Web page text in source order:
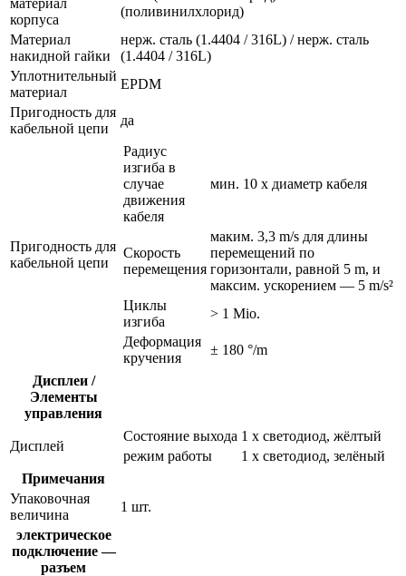
корпуса
(поливинилхлорид)
Материал
накидной гайки
нерж. сталь (1.4404 / 316L) / нерж. сталь
(1.4404 / 316L)
Уплотнительный
материал
EPDM
Пригодность для
кабельной цепи
да
Пригодность для
кабельной цепи
Радиус
изгиба в
случае
движения
кабеля
мин. 10 x диаметр кабеля
Скорость
перемещения
маким. 3,3 m/s для длины
перемещений по
горизонтали, равной 5 m, и
максим. ускорением — 5 m/s²
Циклы
изгиба
> 1 Mio.
Деформация
кручения
± 180 °/m
Дисплеи /
Элементы
управления
Дисплей
Состояние выхода 1 x светодиод, жёлтый
режим работы
1 x светодиод, зелёный
Примечания
Упаковочная
величина
1 шт.
электрическое
подключение —
разъем